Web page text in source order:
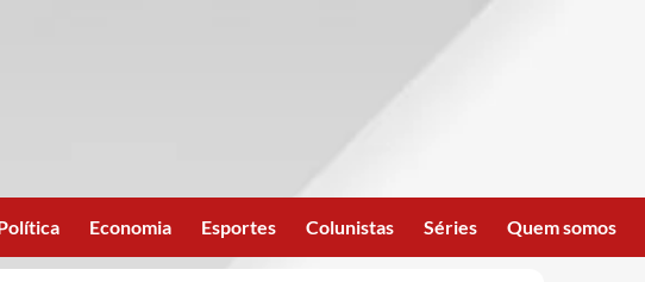
Economia Esportes Colunistas Séries Quem somos